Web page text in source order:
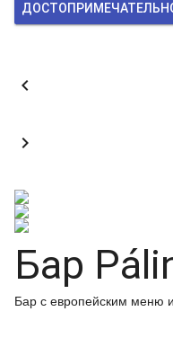


Бар
Бар с европейским меню